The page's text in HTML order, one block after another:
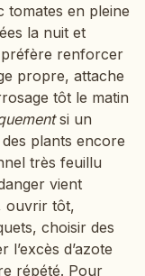
tomates en pleine
la nuit et
préfère renforcer
propre, attache
tôt le matin
si un
plants encore
très feuillu
vient
ouvrir tôt,
choisir des
l’excès d’azote
répété. Pour